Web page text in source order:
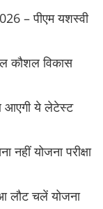
– पीएम यशस्वी
कौशल विकास
आएगी ये लेटेस्ट
योजना परीक्षा
लौट चलें योजना